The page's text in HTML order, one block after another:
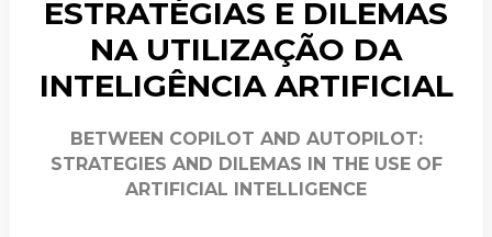
ESTRATÉGIAS E DILEMAS
NA UTILIZAÇÃO DA
INTELIGÊNCIA ARTIFICIAL
BETWEEN COPILOT AND AUTOPILOT:
STRATEGIES AND DILEMAS IN THE USE OF
ARTIFICIAL INTELLIGENCE